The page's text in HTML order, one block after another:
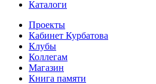
Каталоги
Проекты
Кабинет Курбатова
Клубы
Коллегам
Магазин
Книга памяти